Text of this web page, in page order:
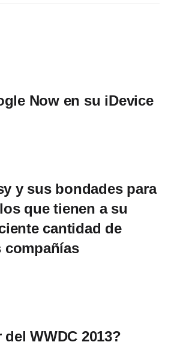
Now en su iDevice
y sus bondades para
que tienen a su
cantidad de
compañías
WWDC 2013?